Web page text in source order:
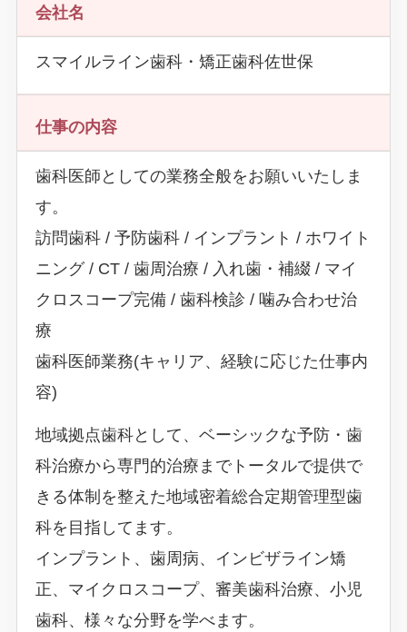
会社名
スマイルライン歯科・矯正歯科佐世保
仕事の内容
歯科医師としての業務全般をお願いいたしま
す。
訪問歯科 / 予防歯科 / インプラント / ホワイト
ニング / CT / 歯周治療 / 入れ歯・補綴 / マイ
クロスコープ完備 / 歯科検診 / 噛み合わせ治
療
歯科医師業務(キャリア、経験に応じた仕事内
容)
地域拠点歯科として、ベーシックな予防・歯
科治療から専門的治療までトータルで提供で
きる体制を整えた地域密着総合定期管理型歯
科を目指してます。
インプラント、歯周病、インビザライン矯
正、マイクロスコープ、審美歯科治療、小児
歯科、様々な分野を学べます。